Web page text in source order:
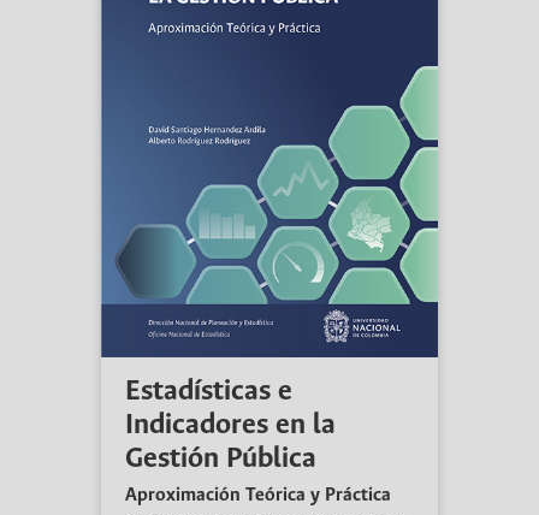
Estadísticas e
Indicadores en la
Gestión Pública
Aproximación Teórica y Práctica